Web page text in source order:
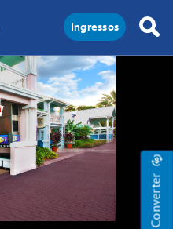
Ingressos
Converter